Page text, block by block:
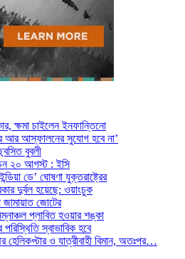
ক্ষমা চাইলেন ইনফান্তিনো
আর আস্ফালনের সুযোগ হবে না’
বুবলী
২০ আগস্ট : ইসি
ডে’ ঘোষণা যুক্তরাষ্ট্রের
দুর্বল হয়েছে: ওয়াংচুক
জামায়াত জোটের
প্লাবিত হওয়ার শঙ্কা
স্বাভাবিক হবে
হেলিকপ্টার ও যাত্রীবাহী বিমান, অতঃপর…